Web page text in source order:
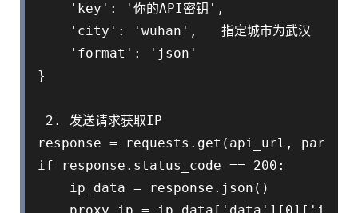
    'key': '你的API密钥',
    'city': 'wuhan',   指定城市为武汉
    'format': 'json'
}
2. 发送请求获取IP
response = requests.get(api_url,
if response.status_code == 200:
    ip_data = response.json()